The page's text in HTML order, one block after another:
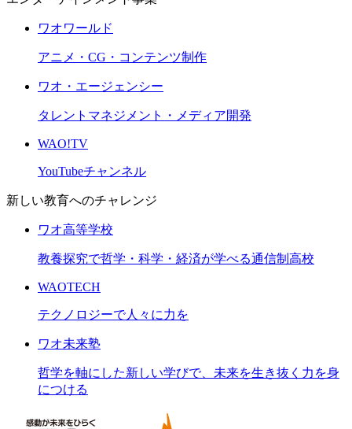
ワオワールド
アニメ・CG・コンテンツ制作
ワオ・エージェンシー
タレントマネジメント・メディア開発
WAO!TV
YouTubeチャンネル
新しい教育へのチャレンジ
ワオ高等学校
教養探究で哲学・科学・経済が学べる通信制高校
WAOTECH
テクノロジーで人々に力を
ワオ未来塾
哲学を軸にした新しい学びで、未来を生き抜く力を身
につける